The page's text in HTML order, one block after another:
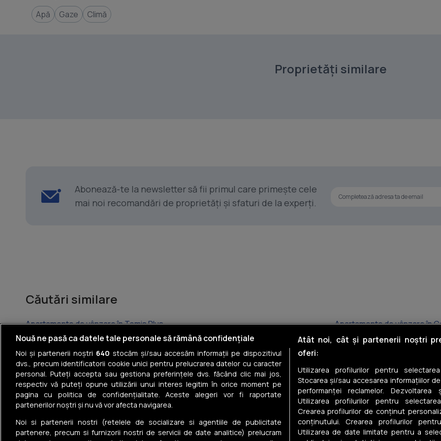
Apă
Gaze Climă
Proprietăți similare
Abonează-te la newsletter să fii primul care primește cele
mai noi recomandări de proprietăți și sfaturi de la experți.
Căutări similare
Apartamente de vânzare în Tomis Plus
Apartamente de vânzare în
Apartamente de vânzare în Central
Apartamente de vânzare în
Apartamente de vânzare în Nord
Apartamente de vânzare în Inel
Apartamente de vânzare în ICIL
Apartamente de vânzare în
Apartamente de vânzare în Tomis III
Apartamente de vânzare în
Apartamente de vânzare în Tomis II
Apartamente de vânzare în
Nouă ne pasă ca datele tale personale să rămână confidențiale
Noi și partenerii noștri 640 stocăm și/sau accesăm informații pe dispozitivul
dvs., precum identificatorii cookie unici pentru prelucrarea datelor cu caracter
personal. Puteți accepta sau gestiona preferințele dvs. făcând clic mai jos,
respectiv vă puteți opune utilizării unui interes legitim în orice moment pe
pagina cu politica de confidențialitate. Aceste alegeri vor fi raportate
partenerilor noștri și nu vă vor afecta navigarea.
Noi si partenerii nostri (retelele de socializare si agentiile de publicitate
partenere, precum si furnizorii nostri de servicii de date analitice) prelucram
Atât noi, cât și partenerii noștri
oferi:
Utilizarea profilurilor pentru
Stocarea și/sau accesarea informațiilor
performanței reclamelor. Dezvoltarea
Utilizarea profilurilor pentru
Crearea profilurilor de conținut
conținutului. Crearea profilurilor
Utilizarea de date limitate pentru a